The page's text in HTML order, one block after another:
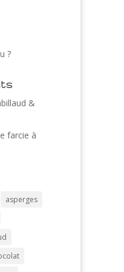
?
&
farcie à
asperges